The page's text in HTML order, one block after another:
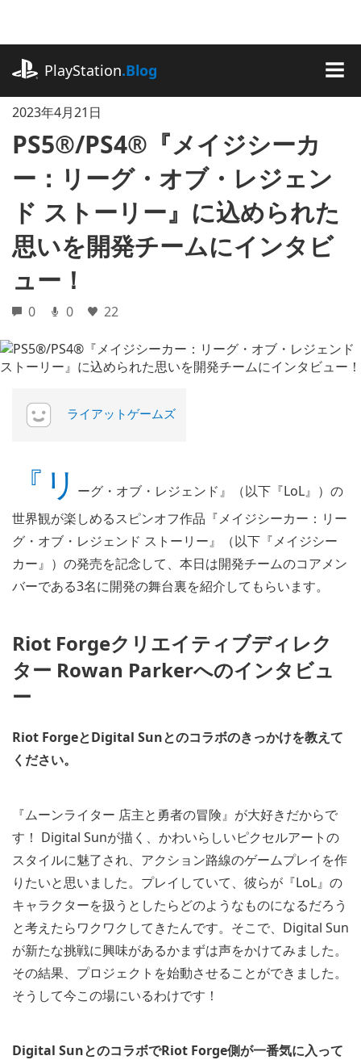
に
ッ
PlayStation.Blog
2023年4月21日
PS5®/PS4®『メイジシーカ
ー：リーグ・オブ・レジェン
ド ストーリー』に込められた
思いを開発チームにインタビ
ュー！
0 0 22
ライアットゲームズ
『リ ーグ・オブ・レジェンド』（以下『LoL』）の
世界観が楽しめるスピンオフ作品『メイジシーカー：リー
グ・オブ・レジェンド ストーリー』（以下『メイジシー
カー』）の発売を記念して、本日は開発チームのコアメン
バーである3名に開発の舞台裏を紹介してもらいます。
Riot Forgeクリエイティブディレク
ター Rowan Parkerへのインタビュ
ー
Riot ForgeとDigital Sunとのコラボのきっかけを教えて
ください。
『ムーンライター 店主と勇者の冒険』が大好きだからで
す！ Digital Sunが描く、かわいらしいピクセルアートの
スタイルに魅了され、アクション路線のゲームプレイを作
りたいと思いました。プレイしていて、彼らが『LoL』の
キャラクターを扱うとしたらどのようなものになるだろう
と考えたらワクワクしてきたんです。そこで、Digital Sun
が新たな挑戦に興味があるかまずは声をかけてみました。
その結果、プロジェクトを始動させることができました。
そうして今この場にいるわけです！
Digital SunとのコラボでRiot Forge側が一番気に入って